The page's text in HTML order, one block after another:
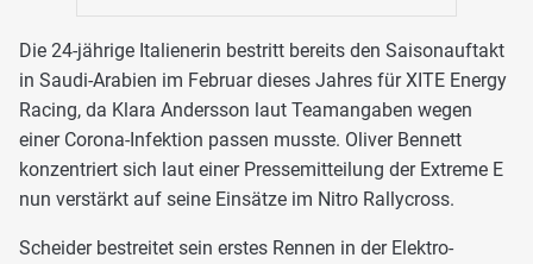
Die 24-jährige Italienerin bestritt bereits den Saisonauftakt
in Saudi-Arabien im Februar dieses Jahres für XITE Energy
Racing, da Klara Andersson laut Teamangaben wegen
einer Corona-Infektion passen musste. Oliver Bennett
konzentriert sich laut einer Pressemitteilung der Extreme E
nun verstärkt auf seine Einsätze im Nitro Rallycross.
Scheider bestreitet sein erstes Rennen in der Elektro-